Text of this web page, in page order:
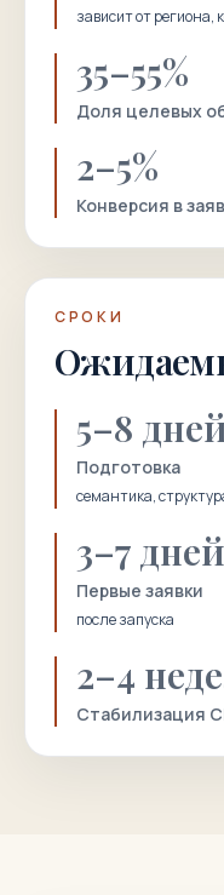
зависит от региона,
35–55%
Доля целевых
2–5%
Конверсия в
СРОКИ
5–8
Подготовка
семантика,
3–7 дней
Первые заявки
после запуска
2–4
Стабилизация